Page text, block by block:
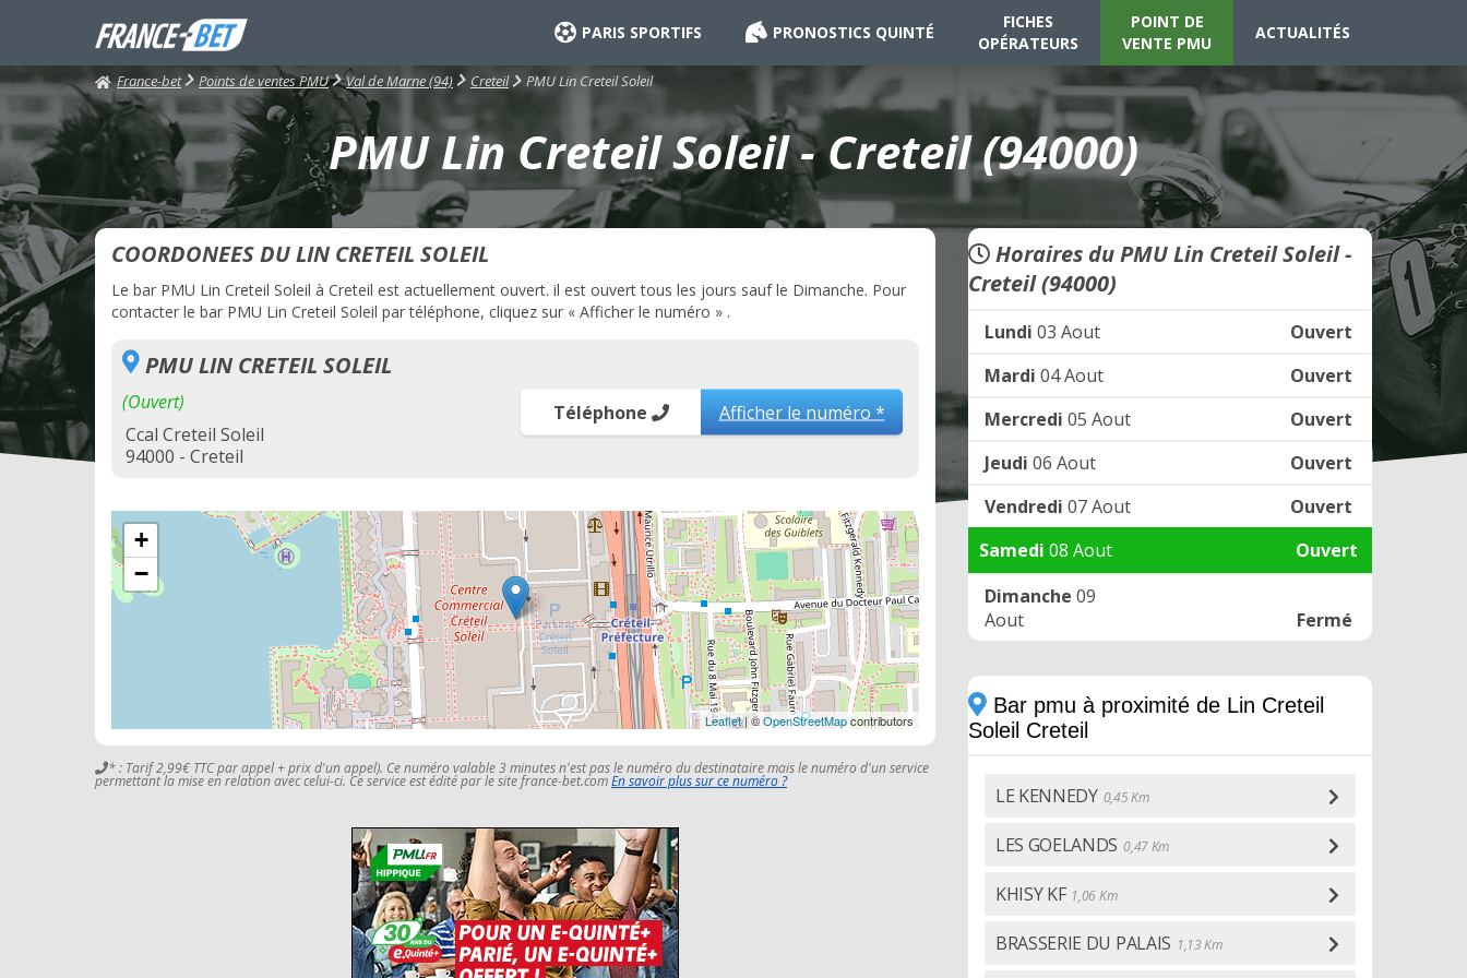
PARIS SPORTIFS PRONOSTICS QUINTÉ
FICHES
OPÉRATEURS
POINT DE
VENTE PMU
ACTUALITÉS
France-bet Points de ventes PMU Val de Marne (94) Creteil PMU Lin Creteil Soleil
PMU Lin Creteil Soleil - Creteil (94000)
COORDONEES DU LIN CRETEIL SOLEIL
Le bar PMU Lin Creteil Soleil à Creteil est actuellement ouvert. il est ouvert tous les jours sauf le Dimanche. Pour
contacter le bar PMU Lin Creteil Soleil par téléphone, cliquez sur « Afficher le numéro » .
PMU LIN CRETEIL SOLEIL
(Ouvert)
Ccal Creteil Soleil
94000 - Creteil
Téléphone Afficher le numéro *
+
−
Leaflet| ©OpenStreetMapcontributors
* : Tarif 2,99€ TTC par appel + prix d'un appel). Ce numéro valable 3 minutes n'est pas le numéro du destinataire mais le numéro d'un service
permettant la mise en relation avec celui-ci. Ce service est édité par le site france-bet.comEn savoir plus sur ce numéro ?
Horaires du PMU Lin Creteil Soleil -
Creteil (94000)
Lundi 03 Aout
Ouvert
Mardi 04 Aout
Ouvert
Mercredi 05 Aout
Ouvert
Jeudi 06 Aout
Ouvert
Vendredi 07 Aout
Ouvert
Samedi 08 Aout
Ouvert
Dimanche 09
Aout
Fermé
Bar pmu à proximité de Lin Creteil
Soleil Creteil
LE KENNEDY 0,45 Km
LES GOELANDS 0,47 Km
KHISY KF 1,06 Km
BRASSERIE DU PALAIS 1,13 Km